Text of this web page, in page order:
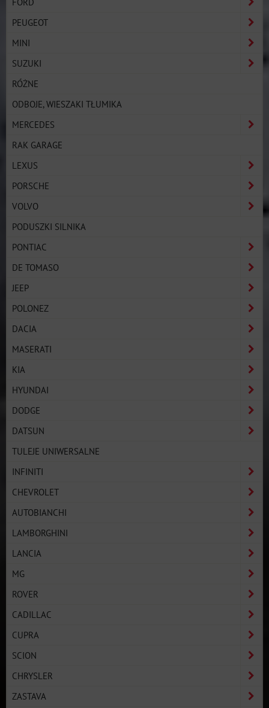
PEUGEOT
MINI
SUZUKI
RÓŻNE
ODBOJE, WIESZAKI TŁUMIKA
MERCEDES
RAK GARAGE
LEXUS
PORSCHE
VOLVO
PODUSZKI SILNIKA
PONTIAC
DE TOMASO
JEEP
POLONEZ
DACIA
MASERATI
KIA
HYUNDAI
DODGE
DATSUN
TULEJE UNIWERSALNE
INFINITI
CHEVROLET
AUTOBIANCHI
LAMBORGHINI
LANCIA
MG
ROVER
CADILLAC
CUPRA
SCION
CHRYSLER
ZASTAVA